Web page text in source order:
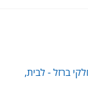
ברזל - לבית,